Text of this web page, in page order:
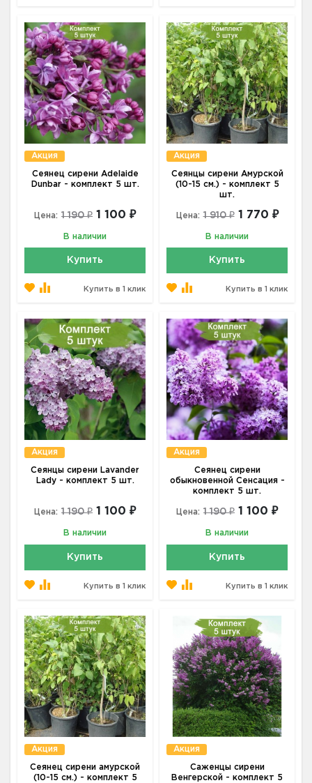
Акция
Сеянец сирени Adelaide
Dunbar - комплект 5 шт.
Цена: 1 190 ₽ 1 100 ₽
В наличии
Купить
Купить в 1 клик
Акция
Сеянцы сирени Амурской
(10-15 см.) - комплект 5
шт.
Цена: 1 910 ₽ 1 770 ₽
В наличии
Купить
Купить в 1 клик
Акция
Сеянцы сирени Lavander
Lady - комплект 5 шт.
Цена: 1 190 ₽ 1 100 ₽
В наличии
Купить
Купить в 1 клик
Акция
Сеянец сирени
обыкновенной Сенсация -
комплект 5 шт.
Цена: 1 190 ₽ 1 100 ₽
В наличии
Купить
Купить в 1 клик
Акция
Сеянец сирени амурской
(10-15 см.) - комплект 5
Акция
Саженцы сирени
Венгерской - комплект 5